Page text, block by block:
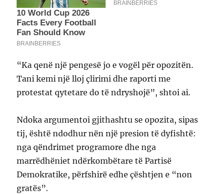
“Ka qenë një pengesë jo e vogël për opozitën.
Tani kemi një lloj çlirimi dhe raporti me
protestat qytetare do të ndryshojë”, shtoi ai.
Ndoka argumentoi gjithashtu se opozita, sipas
tij, është ndodhur nën një presion të dyfishtë:
nga qëndrimet programore dhe nga
marrëdhëniet ndërkombëtare të Partisë
Demokratike, përfshirë edhe çështjen e “non
gratës”.